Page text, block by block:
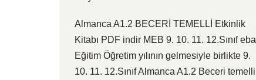
Almanca A1.2 BECERİ TEMELLİ Etkinlik
Kitabı PDF indir MEB 9. 10. 11. 12.Sınıf eba
Eğitim Öğretim yılının gelmesiyle birlikte 9.
10. 11. 12.Sınıf Almanca A1.2 Beceri temelli